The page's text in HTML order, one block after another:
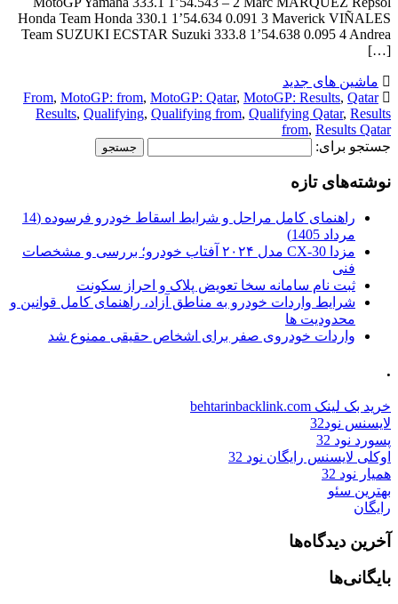
Honda Team Honda 330.1 1’54.634 0.091 3 Maverick VIÑALES
Team SUZUKI ECSTAR Suzuki 333.8 1’54.638 0.095 4 Andrea
[…]
ماشین های جدید
From, MotoGP: from, MotoGP: Qatar, MotoGP: Results, Qatar
Results, Qualifying, Qualifying from, Qualifying Qatar, Results
from, Results Qatar
جستجو برای:
نوشته‌های تازه
راهنمای کامل مراحل و شرایط اسقاط خودرو فرسوده (14
مرداد 1405)
مزدا CX-30 مدل ۲۰۲۴ آفتاب خودرو؛ بررسی و مشخصات
فنی
ثبت نام سامانه سخا تعویض پلاک و احراز سکونت
شرایط واردات خودرو به مناطق آزاد، راهنمای کامل قوانین و
محدودیت ها
واردات خودروی صفر برای اشخاص حقیقی ممنوع شد
.
خرید بک لینک behtarinbacklink.com
لایسنس نود32
پسورد نود 32
اوکلی لایسنس رایگان نود 32
همیار نود 32
بهترین سئو
رایگان
آخرین دیدگاه‌ها
بایگانی‌ها